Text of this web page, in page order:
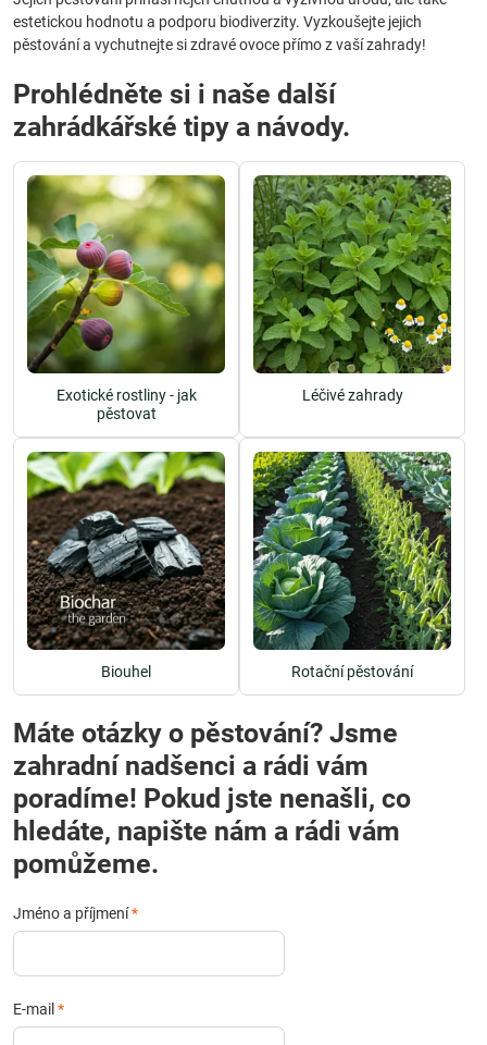
estetickou hodnotu a podporu biodiverzity. Vyzkoušejte jejich
pěstování a vychutnejte si zdravé ovoce přímo z vaší zahrady!
Prohlédněte si i naše další
zahrádkářské tipy a návody.
Exotické rostliny - jak
pěstovat
Léčivé zahrady
Biouhel Rotační pěstování
Máte otázky o pěstování? Jsme
zahradní nadšenci a rádi vám
poradíme! Pokud jste nenašli, co
hledáte, napište nám a rádi vám
pomůžeme.
Jméno a příjmení*
E-mail *